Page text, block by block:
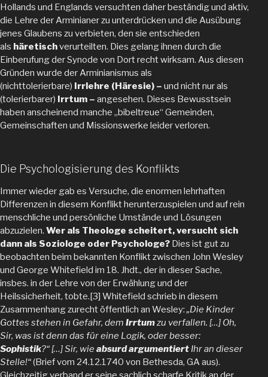
Hollands und Englands versuchten daher beständig und aktiv,
die Lehre der Arminianer zu unterdrücken und die Ausübung
jenes Glaubens zu verbieten, den sie entschieden
als häretischverurteilten. Dies gelang ihnen durch die
Einberufung der Synode von Dort recht wirksam. Aus diesen
Gründen wurde der Arminianismus als
(nichttolerierbare) Irrlehre (Häresie) – und nicht nurals
(tolerierbarer) Irrtum – angesehen. Dieses Bewusstsein
haben anscheinend manche „bibeltreue“ Gemeinden,
Gemeinschaften und Missionswerke leider verloren.
Die Psychologisierung des Konflikts
Immer wieder gab es Versuche, die enormen lehrhaften
Differenzen in diesem Konflikt herunterzuspielen und auf rein
menschliche und persönliche Umstände und Lösungen
abzuzielen. Wer als Theologe scheitert, versucht sich
dann als Soziologe oder Psychologe? Dies ist gut zu
beobachten beim bekannten Konflikt zwischen John Wesley
und George Whitefield im 18. Jhdt., der in dieser Sache,
insbes. in der Lehre von der Erwählung und der
Heilssicherheit, tobte.[3] Whitefield schrieb in diesem
Zusammenhang zurecht öffentlich an Wesley:„Die Kinder
Gottes stehen in Gefahr, dem Irrtumzu verfallen. […] Oh,
Sir, was ist denn das für eine Logik, oder besser:
Sophistik?“ […] Sir, wie absurd argumentiert Ihr an dieser
Stelle!“(Brief vom 24.12.1740 von Bethesda, GA aus).